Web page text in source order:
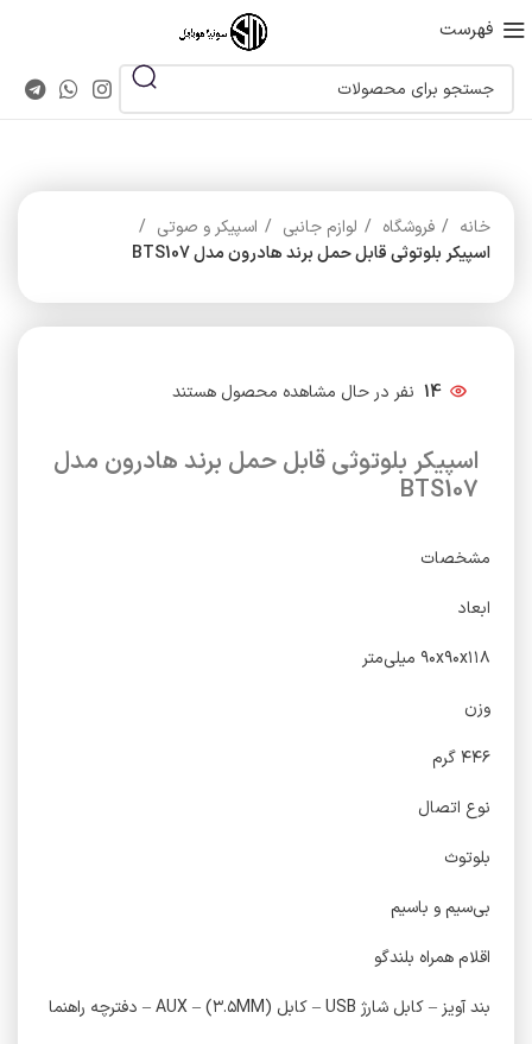
فهرست
خانه فروشگاه لوازم جانبی
اسپیکر و صوتی
اسپیکر بلوتوثی قابل حمل برند هادرون مدل BTS107
14 نفر در حال مشاهده محصول هستند
اسپیکر بلوتوثی قابل حمل برند هادرون مدل
BTS107
مشخصات
ابعاد
۹۰x۹۰x۱۱۸ میلی‌متر
وزن
۴۴۶ گرم
نوع اتصال
بلوتوث
بی‌سیم و باسیم
اقلام همراه بلندگو
بند آویز – کابل شارژ USB – کابل AUX – (۳.۵MM) – دفترچه راهنما